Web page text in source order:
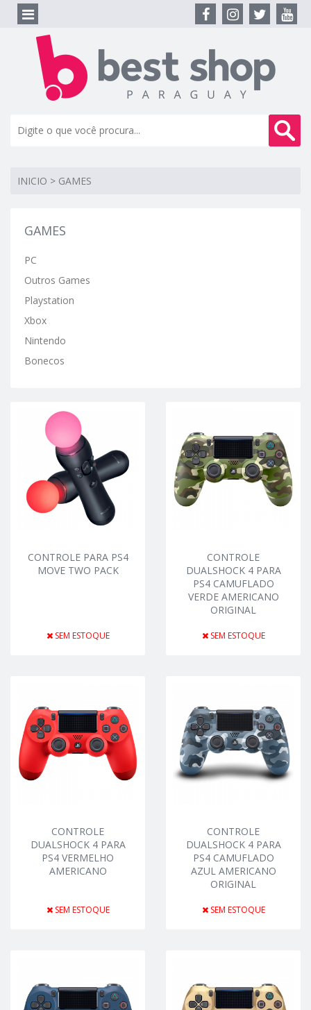
INICIO > GAMES
GAMES
PC
Outros Games
Playstation
Xbox
Nintendo
Bonecos
CONTROLE PARA PS4
MOVE TWO PACK
SEM ESTOQUE
CONTROLE
DUALSHOCK 4 PARA
PS4 CAMUFLADO
VERDE AMERICANO
ORIGINAL
SEM ESTOQUE
CONTROLE
DUALSHOCK 4 PARA
PS4 VERMELHO
AMERICANO
SEM ESTOQUE
CONTROLE
DUALSHOCK 4 PARA
PS4 CAMUFLADO
AZUL AMERICANO
ORIGINAL
SEM ESTOQUE